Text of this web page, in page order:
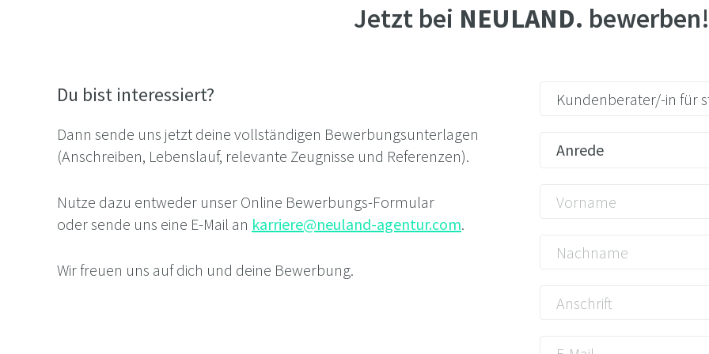
Jetzt bei NEULAND. bewerben!
Du bist interessiert?
Dann sende uns jetzt deine vollständigen Bewerbungs­unterlagen
(Anschreiben, Lebenslauf, relevante Zeugnisse und Referenzen).
Nutze dazu entweder unser Online Bewerbungs-Formular
oder sende uns eine E-Mail an karriere@neuland-agentur.com.
Wir freuen uns auf dich und deine Bewerbung.
Anrede